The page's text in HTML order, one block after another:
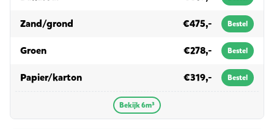
Zand/grond €475,- Bestel
Groenin 6m³ €278,- Bestel
Papier/kartonin 6m³ €319,- Bestel
Bekijk 6m³